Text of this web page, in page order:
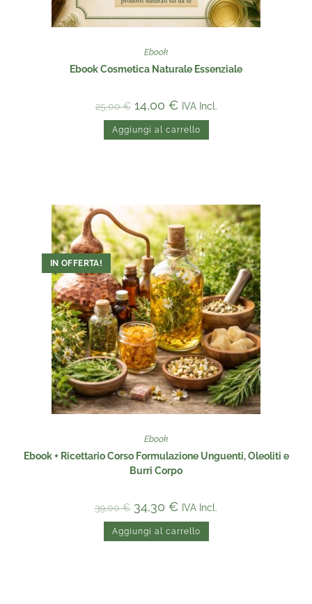
Ebook
Ebook Cosmetica Naturale Essenziale
25,00€ 14,00 € IVA Incl.
Aggiungi al carrello
IN OFFERTA!
Ebook
Ebook + Ricettario Corso Formulazione Unguenti, Oleoliti e
Burri Corpo
39,00€ 34,30 € IVA Incl.
Aggiungi al carrello